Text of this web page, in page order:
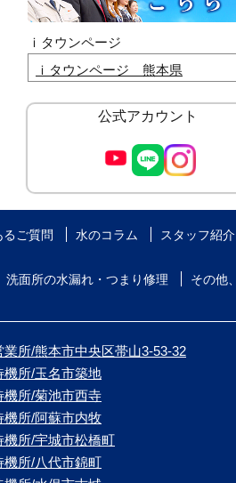
ｉタウンページ
ｉタウンページ 熊本県
公式アカウント
るご質問 水のコラム
スタッフ紹介
洗面所の水漏れ・つまり修理
その他、
業所/熊本市中央区帯山3-53-32
機所/玉名市築地
機所/菊池市西寺
機所/阿蘇市内牧
機所/宇城市松橋町
機所/八代市錦町